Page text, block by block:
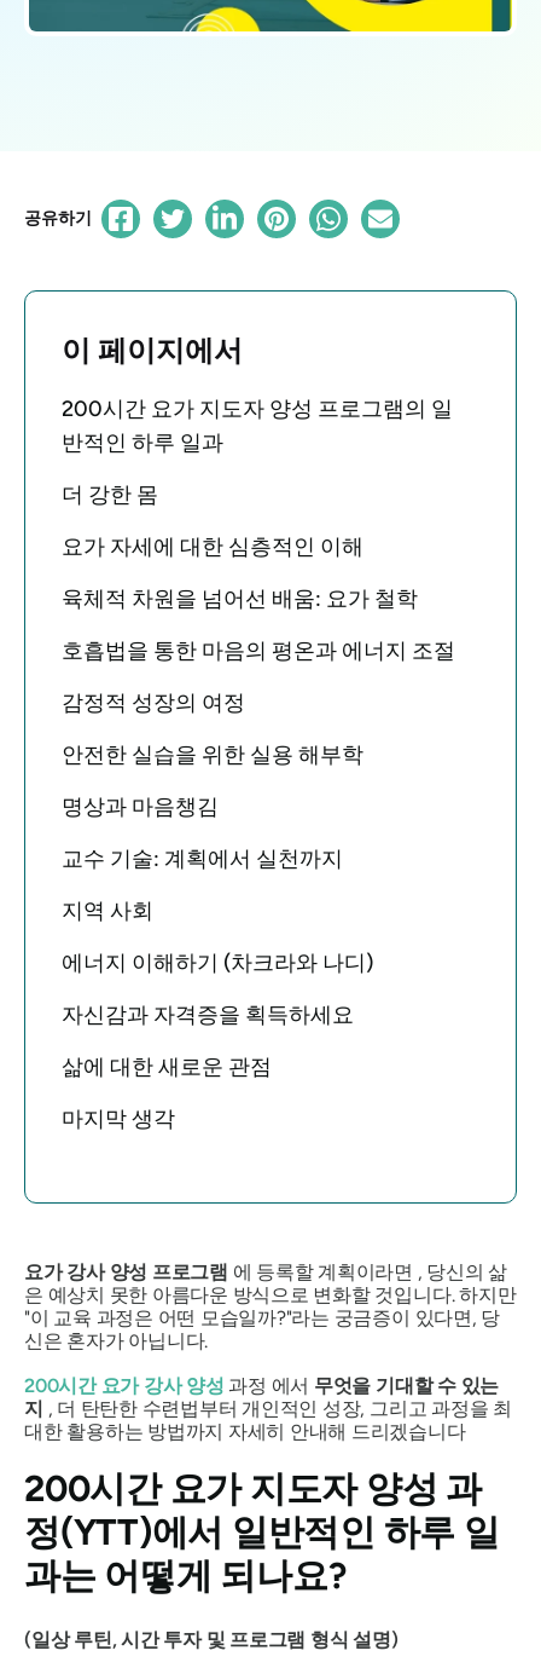
공유하기
이 페이지에서
200시간 요가 지도자 양성 프로그램의 일
반적인 하루 일과
더 강한 몸
요가 자세에 대한 심층적인 이해
육체적 차원을 넘어선 배움: 요가 철학
호흡법을 통한 마음의 평온과 에너지 조절
감정적 성장의 여정
안전한 실습을 위한 실용 해부학
명상과 마음챙김
교수 기술: 계획에서 실천까지
지역 사회
에너지 이해하기 (차크라와 나디)
자신감과 자격증을 획득하세요
삶에 대한 새로운 관점
마지막 생각
요가 강사 양성 프로그램 에 등록할 계획이라면 , 당신의 삶
은 예상치 못한 아름다운 방식으로 변화할 것입니다. 하지만
"이 교육 과정은 어떤 모습일까?"라는 궁금증이 있다면, 당
신은 혼자가 아닙니다.
200시간 요가 강사 양성 과정 에서 무엇을 기대할 수 있는
지 , 더 탄탄한 수련법부터 개인적인 성장, 그리고 과정을 최
대한 활용하는 방법까지 자세히 안내해 드리겠습니다
200시간 요가 지도자 양성 과
정(YTT)에서 일반적인 하루 일
과는 어떻게 되나요?
(일상 루틴, 시간 투자 및 프로그램 형식 설명)